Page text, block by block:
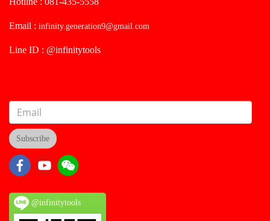
Email : infinity.generation9@gmail.com
Line ID : @infinitytools
Subscribe
@infinitytools